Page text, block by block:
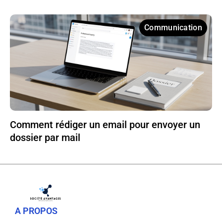
Communication
Comment rédiger un email pour envoyer un
dossier par mail
A PROPOS